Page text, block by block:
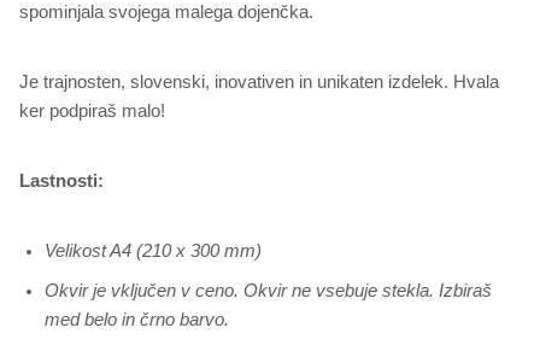
spominjala svojega malega dojenčka.
Je trajnosten, slovenski, inovativen in unikaten izdelek. Hvala
ker podpiraš malo!
Lastnosti:
Velikost A4 (210 x 300 mm)
Okvir je vključen v ceno. Okvir ne vsebuje stekla. Izbiraš
med belo in črno barvo.